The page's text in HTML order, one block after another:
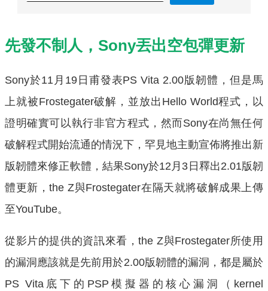
先發不制人，Sony丟出空包彈更新
Sony於11月19日甫發表PS Vita 2.00版韌體，但是馬
上就被Frostegater破解，並放出Hello World程式，以
證明確實可以執行非官方程式，然而Sony在尚無任何
破解程式開始流通的情況下，罕見地主動宣佈將推出新
版韌體來修正軟體，結果Sony於12月3日釋出2.01版韌
體更新，the Z與Frostegater在隔天就將破解成果上傳
至YouTube。
從影片的提供的資訊來看，the Z與Frostegater所使用
的漏洞應該就是先前用於2.00版韌體的漏洞，都是屬於
PS Vita底下的PSP模擬器的核心漏洞（kernel